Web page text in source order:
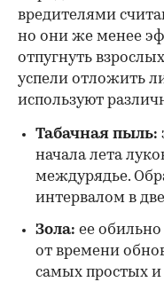
вредителями
но они же менее
отпугнуть
успели отложить
используют
Табачная пыль:
начала лета
междурядье.
интервалом в
Зола: ее
от времени
самых простых и